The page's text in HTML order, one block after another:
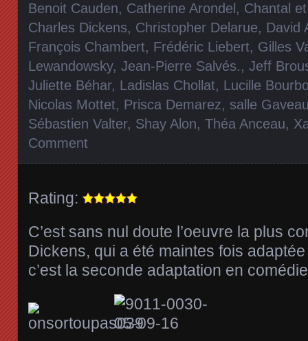
Benoit Cauden, Catherine Arondel , Chantal
Charles Dickens, Christopher Delarue, David
François Chambert, Frédéric Liebert, Gilles
Lewandowsky, Jean-Pierre Salvés., Jeff
Juliette Béhar, Ladislas Chollat, Lucille
Nicolas Mottet, Prisca Demarez, salle
Sébastien Valter, Shay Alon, Théa Anceau,
Comment
Rating:
C’est sans nul doute l’oeuvre la plus
Dickens, qui a été maintes fois
c’est la seconde adaptation en